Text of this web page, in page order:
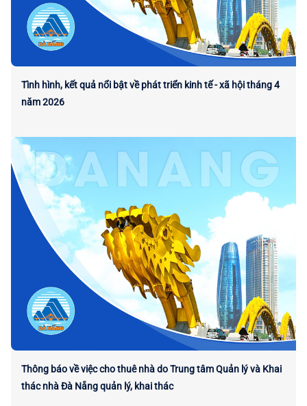
Tình hình, kết quả nổi bật về phát triển kinh tế - xã hội tháng 4
năm 2026
Thông báo về việc cho thuê nhà do Trung tâm Quản lý và Khai
thác nhà Đà Nẵng quản lý, khai thác